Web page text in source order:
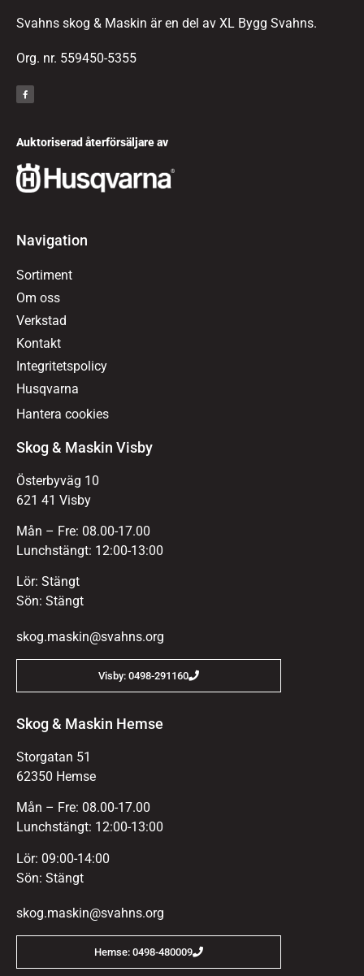
Svahns skog & Maskin är en del av XL Bygg Svahns.
Org. nr. 559450-5355
Auktoriserad återförsäljare av
Navigation
Sortiment
Om oss
Verkstad
Kontakt
Integritetspolicy
Husqvarna
Hantera cookies
Skog & Maskin Visby
Österbyväg 10
621 41 Visby
Mån – Fre: 08.00-17.00
Lunchstängt: 12:00-13:00
Lör: Stängt
Sön: Stängt
skog.maskin@svahns.org
Visby: 0498-291160
Skog & Maskin Hemse
Storgatan 51
62350 Hemse
Mån – Fre: 08.00-17.00
Lunchstängt: 12:00-13:00
Lör: 09:00-14:00
Sön: Stängt
skog.maskin@svahns.org
Hemse: 0498-480009